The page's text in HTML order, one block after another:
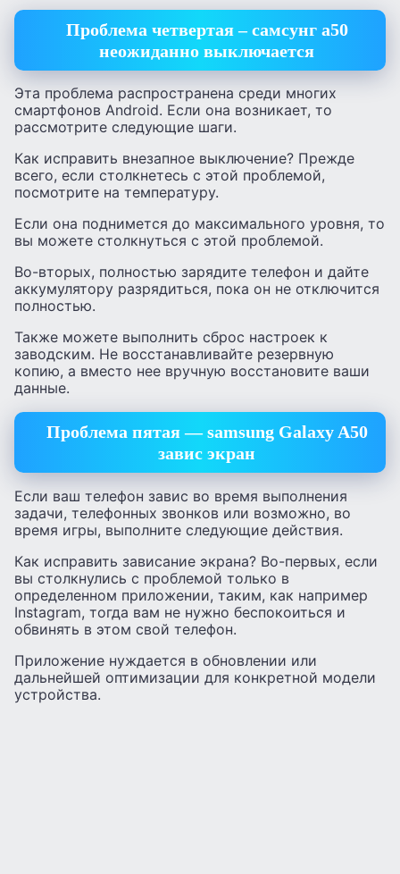
Проблема четвертая – самсунг а50
неожиданно выключается
Эта проблема распространена среди многих
смартфонов Android. Если она возникает, то
рассмотрите следующие шаги.
Как исправить внезапное выключение? Прежде
всего, если столкнетесь с этой проблемой,
посмотрите на температуру.
Если она поднимется до максимального уровня, то
вы можете столкнуться с этой проблемой.
Во-вторых, полностью зарядите телефон и дайте
аккумулятору разрядиться, пока он не отключится
полностью.
Также можете выполнить сброс настроек к
заводским. Не восстанавливайте резервную
копию, а вместо нее вручную восстановите ваши
данные.
Проблема пятая — samsung Galaxy A50
завис экран
Если ваш телефон завис во время выполнения
задачи, телефонных звонков или возможно, во
время игры, выполните следующие действия.
Как исправить зависание экрана? Во-первых, если
вы столкнулись с проблемой только в
определенном приложении, таким, как например
Instagram, тогда вам не нужно беспокоиться и
обвинять в этом свой телефон.
Приложение нуждается в обновлении или
дальнейшей оптимизации для конкретной модели
устройства.